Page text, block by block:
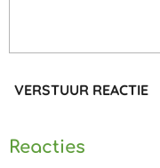
VERSTUUR REACTIE
Reacties